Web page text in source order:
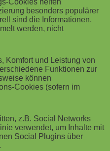
von
Im Rahmen der
zunehmend von
das nicht mit
Umfrage von Citrix
auf dem Vormarsch. 71
sind überzeugt, dass
flexible
Pandemie eine große
Cookies helfen
besonders populärer
sind die Informationen,
werden, nicht
Komfort und Leistung von
Funktionen zur
können
Cookies (sofern im
z.B. Social Networks
verwendet, um Inhalte mit
Social Plugins über